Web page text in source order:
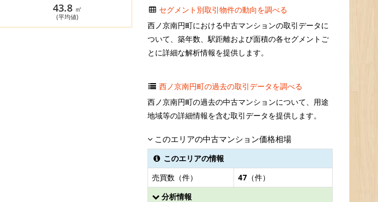
43.8 ㎡
(平均値)
セグメント別取引物件の動向を調べる
西ノ京南円町における中古マンションの取引データに
ついて、築年数、駅距離および面積の各セグメントご
とに詳細な解析情報を提供します。
西ノ京南円町の過去の取引データを調べる
西ノ京南円町の過去の中古マンションについて、用途
地域等の詳細情報を含む取引データを提供します。
このエリアの中古マンション価格相場
このエリアの情報
売買数（件）
47 （件）
分析情報